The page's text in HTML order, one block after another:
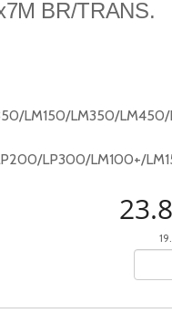
BR/TRANS.
LM150/LM350/LM450/
LP300/LM100+/